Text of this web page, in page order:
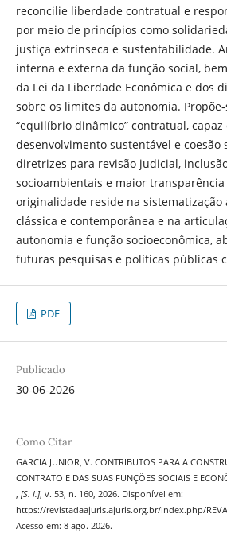
reconcilie liberdade contratual e
por meio de princípios como
justiça extrínseca e sustentabilidade.
interna e externa da função social,
da Lei da Liberdade Econômica e dos
sobre os limites da autonomia.
“equilíbrio dinâmico” contratual,
desenvolvimento sustentável e coesão
diretrizes para revisão judicial,
socioambientais e maior
originalidade reside na
clássica e contemporânea e na
autonomia e função socioeconômica,
futuras pesquisas e políticas públicas
PDF
Publicado
30-06-2026
Como Citar
GARCIA JUNIOR, V. CONTRIBUTOS PARA A
CONTRATO E DAS SUAS FUNÇÕES SOCIAIS E
, [S. l.], v. 53, n. 160, 2026. Disponível em:
https://revistadaajuris.ajuris.org.br/index.php/
Acesso em: 8 ago. 2026.